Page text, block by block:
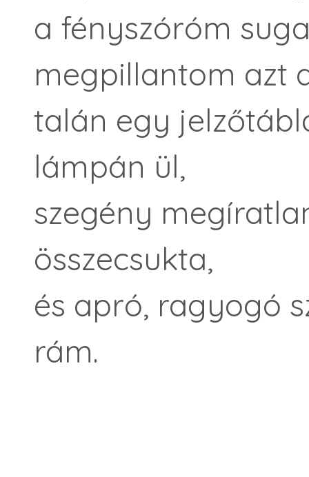
a fényszóróm
megpillantom azt
talán egy
lámpán ül,
szegény
összecsukta,
és apró, ragyogó
rám.